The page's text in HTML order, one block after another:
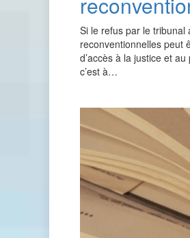
Si le refus par le tribunal
reconventionnelles peut
d’accès à la justice et
c’est à…